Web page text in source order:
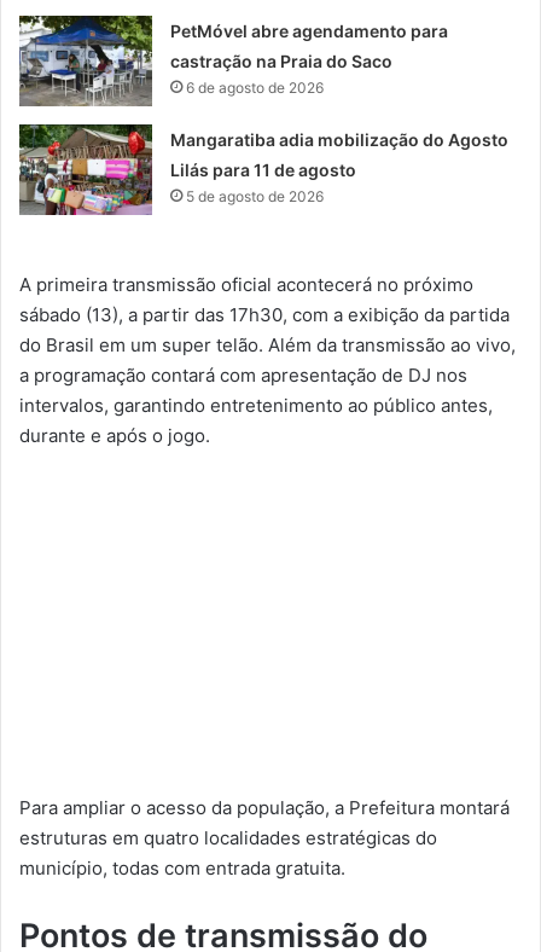
PetMóvel abre agendamento para
castração na Praia do Saco
6 de agosto de 2026
Mangaratiba adia mobilização do Agosto
Lilás para 11 de agosto
5 de agosto de 2026
A primeira transmissão oficial acontecerá no próximo
sábado (13), a partir das 17h30, com a exibição da partida
do Brasil em um super telão. Além da transmissão ao vivo,
a programação contará com apresentação de DJ nos
intervalos, garantindo entretenimento ao público antes,
durante e após o jogo.
Para ampliar o acesso da população, a Prefeitura montará
estruturas em quatro localidades estratégicas do
município, todas com entrada gratuita.
Pontos de transmissão do